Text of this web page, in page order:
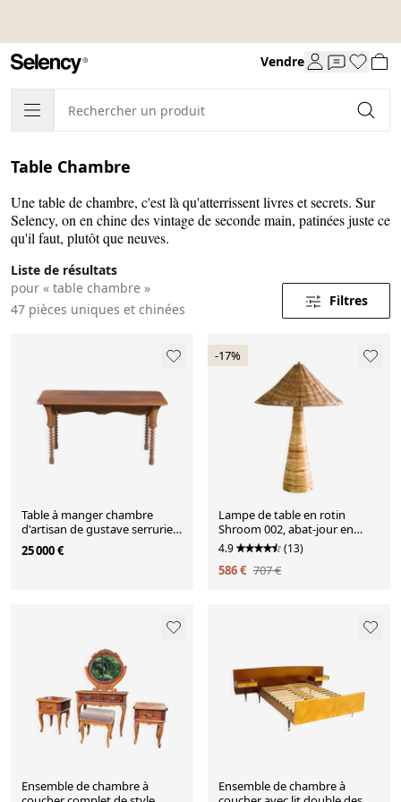
Vendre
Table Chambre
Une table de chambre, c'est là qu'atterrissent livres et secrets. Sur
Selency, on en chine des vintage de seconde main, patinées juste ce
qu'il faut, plutôt que neuves.
Liste de résultats
pour « table chambre »
47 pièces uniques et chinées
Filtres
Table à manger chambre
d'artisan de gustave serrurier-
bovy
25 000 €
-17%
Lampe de table en rotin
Shroom 002, abat-jour en
osier, éclairage de chambre à
coucher et de salon en forme
de champignon
4.9 (13)
586 € 707 €
Ensemble de chambre à
Ensemble de chambre à